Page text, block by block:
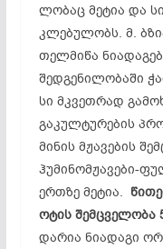
ლო­ბაც მე­ტია და
კლე­ბუ­ლობს. მ.
თელ­მი­წა
შედ­გე­ნი­ლო­ბა­ში
სი მკვეთ­რად
გა­­კულ­ტუ­რე­ბის
მი­ნის მჟა­­ვე­ბის
ჰუ­მი­ნომ­ჟა­ვე­ბი-
ერ­თზე მე­ტია.
ოტ­ის შემ­ცვე­ლო­ბა
და­რია ნი­ად­ა­გი